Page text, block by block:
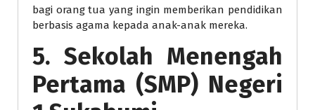
bagi orang tua yang ingin memberikan pendidikan
berbasis agama kepada anak-anak mereka.
5. Sekolah Menengah
Pertama (SMP) Negeri